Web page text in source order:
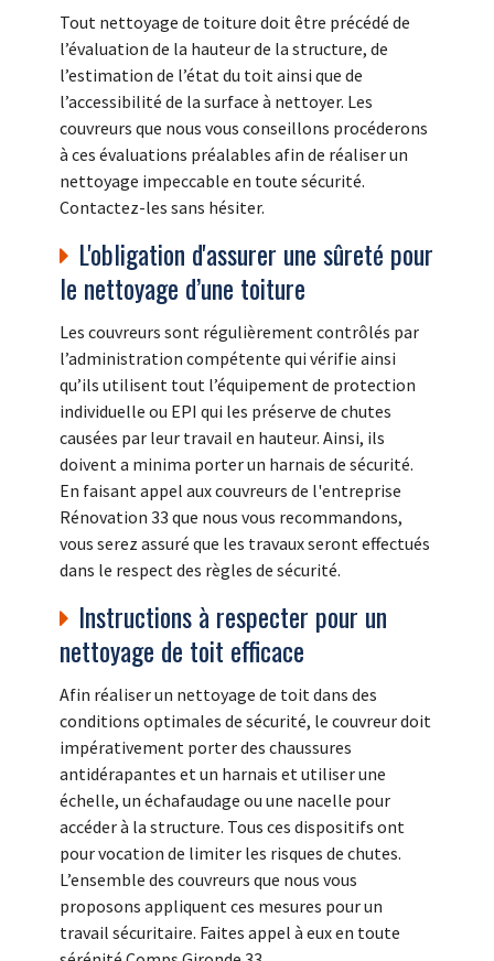
Tout nettoyage de toiture doit être précédé de
l’évaluation de la hauteur de la structure, de
l’estimation de l’état du toit ainsi que de
l’accessibilité de la surface à nettoyer. Les
couvreurs que nous vous conseillons procéderons
à ces évaluations préalables afin de réaliser un
nettoyage impeccable en toute sécurité.
Contactez-les sans hésiter.
L'obligation d'assurer une sûreté pour
le nettoyage d’une toiture
Les couvreurs sont régulièrement contrôlés par
l’administration compétente qui vérifie ainsi
qu’ils utilisent tout l’équipement de protection
individuelle ou EPI qui les préserve de chutes
causées par leur travail en hauteur. Ainsi, ils
doivent a minima porter un harnais de sécurité.
En faisant appel aux couvreurs de l'entreprise
Rénovation 33 que nous vous recommandons,
vous serez assuré que les travaux seront effectués
dans le respect des règles de sécurité.
Instructions à respecter pour un
nettoyage de toit efficace
Afin réaliser un nettoyage de toit dans des
conditions optimales de sécurité, le couvreur doit
impérativement porter des chaussures
antidérapantes et un harnais et utiliser une
échelle, un échafaudage ou une nacelle pour
accéder à la structure. Tous ces dispositifs ont
pour vocation de limiter les risques de chutes.
L’ensemble des couvreurs que nous vous
proposons appliquent ces mesures pour un
travail sécuritaire. Faites appel à eux en toute